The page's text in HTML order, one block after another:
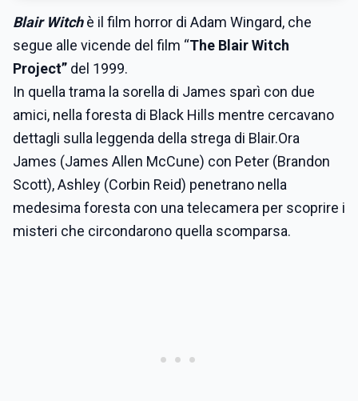
Blair Witchè il film horror di Adam Wingard, che
segue alle vicende del film “The Blair Witch
Project” del 1999.
In quella trama la sorella di James sparì con due
amici, nella foresta di Black Hills mentre cercavano
dettagli sulla leggenda della strega di Blair.Ora
James (James Allen McCune) con Peter (Brandon
Scott), Ashley (Corbin Reid) penetrano nella
medesima foresta con una telecamera per scoprire i
misteri che circondarono quella scomparsa.